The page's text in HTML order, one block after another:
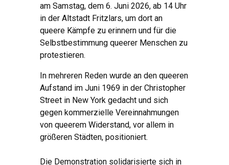
am Samstag, dem 6. Juni 2026, ab 14 Uhr
in der Altstadt Fritzlars, um dort an
queere Kämpfe zu erinnern und für die
Selbstbestimmung queerer Menschen zu
protestieren.
In mehreren Reden wurde an den queeren
Aufstand im Juni 1969 in der Christopher
Street in New York gedacht und sich
gegen kommerzielle Vereinnahmungen
von queerem Widerstand, vor allem in
größeren Städten, positioniert.
Die Demonstration solidarisierte sich in